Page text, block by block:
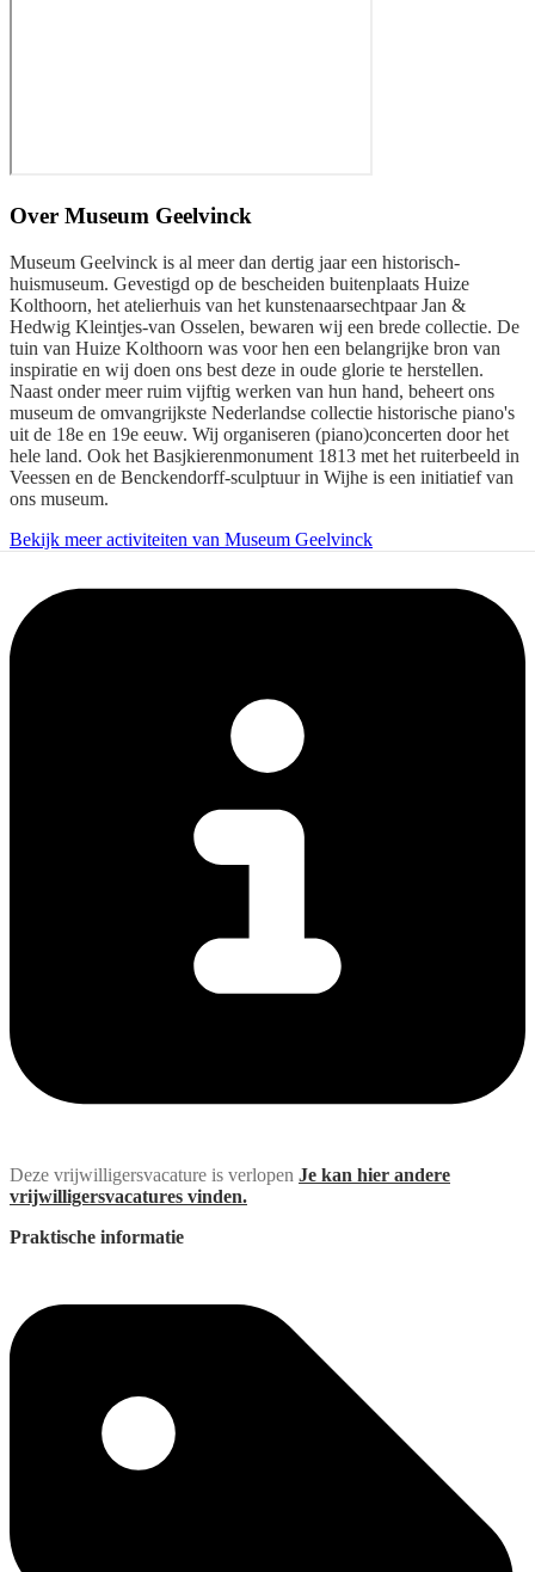
Over Museum Geelvinck
Museum Geelvinck is al meer dan dertig jaar een historisch-
huismuseum. Gevestigd op de bescheiden buitenplaats Huize
Kolthoorn, het atelierhuis van het kunstenaarsechtpaar Jan &
Hedwig Kleintjes-van Osselen, bewaren wij een brede collectie. De
tuin van Huize Kolthoorn was voor hen een belangrijke bron van
inspiratie en wij doen ons best deze in oude glorie te herstellen.
Naast onder meer ruim vijftig werken van hun hand, beheert ons
museum de omvangrijkste Nederlandse collectie historische piano's
uit de 18e en 19e eeuw. Wij organiseren (piano)concerten door het
hele land. Ook het Basjkierenmonument 1813 met het ruiterbeeld in
Veessen en de Benckendorff-sculptuur in Wijhe is een initiatief van
ons museum.
Bekijk meer activiteiten van Museum Geelvinck
Deze vrijwilligersvacature is verlopen Je kan hier andere
vrijwilligersvacatures vinden.
Praktische informatie